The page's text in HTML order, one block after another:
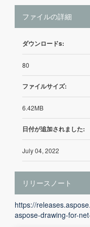
ファイルの詳細
ダウンロードs:
80
ファイルサイズ:
6.42MB
日付が追加されました:
July 04, 2022
リリースノート
https://
aspose-drawing-for-